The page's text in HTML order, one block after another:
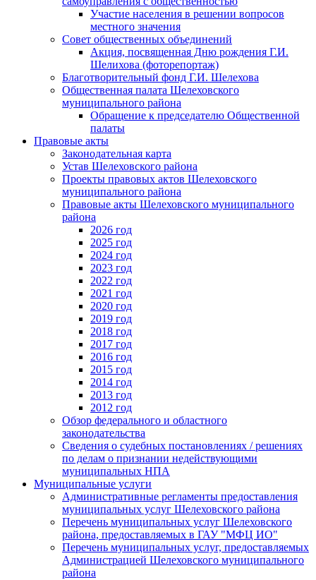
Участие населения в решении вопросов
местного значения
Совет общественных объединений
Акция, посвященная Дню рождения Г.И.
Шелихова (фоторепортаж)
Благотворительный фонд Г.И. Шелехова
Общественная палата Шелеховского
муниципального района
Обращение к председателю Общественной
палаты
Правовые акты
Законодательная карта
Устав Шелеховского района
Проекты правовых актов Шелеховского
муниципального района
Правовые акты Шелеховского муниципального
района
2026 год
2025 год
2024 год
2023 год
2022 год
2021 год
2020 год
2019 год
2018 год
2017 год
2016 год
2015 год
2014 год
2013 год
2012 год
Обзор федерального и областного
законодательства
Сведения о судебных постановлениях / решениях
по делам о признании недействующими
муниципальных НПА
Муниципальные услуги
Административные регламенты предоставления
муниципальных услуг Шелеховского района
Перечень муниципальных услуг Шелеховского
района, предоставляемых в ГАУ "МФЦ ИО"
Перечень муниципальных услуг, предоставляемых
Администрацией Шелеховского муниципального
района